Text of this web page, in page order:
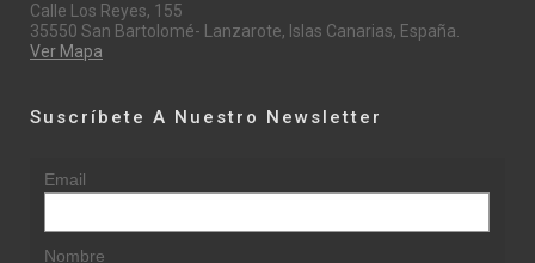
Calle Los Reyes, 155
35550 San Bartolomé- Lanzarote, Islas Canarias, España.
Ver Mapa
Suscríbete A Nuestro Newsletter
Email
Nombre